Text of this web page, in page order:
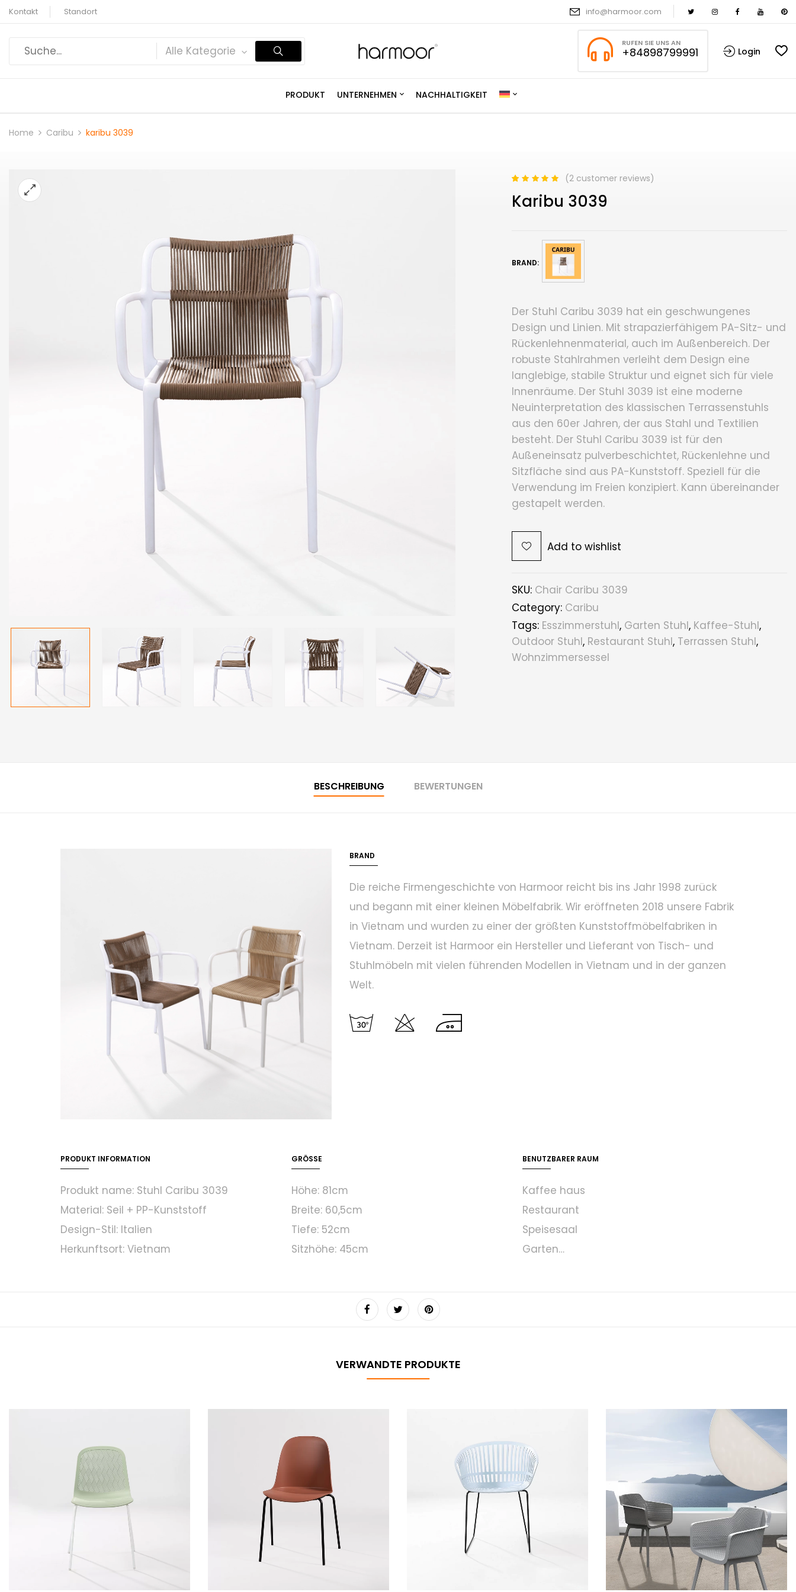
Kontakt Standort info@harmoor.com
Alle Kategorie
RUFEN SIE UNS AN
+84898799991 Login
PRODUKT UNTERNEHMEN NACHHALTIGKEIT
Home Caribu karibu 3039
of 5 based on
customer
(2customer reviews)
Karibu 3039
BRAND:
Der Stuhl Caribu 3039 hat ein geschwungenes
Design und Linien. Mit strapazierfähigem PA-Sitz- und
Rückenlehnenmaterial, auch im Außenbereich. Der
robuste Stahlrahmen verleiht dem Design eine
langlebige, stabile Struktur und eignet sich für viele
Innenräume. Der Stuhl 3039 ist eine moderne
Neuinterpretation des klassischen Terrassenstuhls
aus den 60er Jahren, der aus Stahl und Textilien
besteht. Der Stuhl Caribu 3039 ist für den
Außeneinsatz pulverbeschichtet, Rückenlehne und
Sitzfläche sind aus PA-Kunststoff. Speziell für die
Verwendung im Freien konzipiert. Kann übereinander
gestapelt werden.
Add to wishlist
SKU: Chair Caribu 3039
Category: Caribu
Tags: Esszimmerstuhl, Garten Stuhl, Kaffee-Stuhl,
Outdoor Stuhl, Restaurant Stuhl, Terrassen Stuhl,
Wohnzimmersessel
BESCHREIBUNG BEWERTUNGEN
BRAND
Die reiche Firmengeschichte von Harmoor reicht bis ins Jahr 1998 zurück
und begann mit einer kleinen Möbelfabrik. Wir eröffneten 2018 unsere Fabrik
in Vietnam und wurden zu einer der größten Kunststoffmöbelfabriken in
Vietnam. Derzeit ist Harmoor ein Hersteller und Lieferant von Tisch- und
Stuhlmöbeln mit vielen führenden Modellen in Vietnam und in der ganzen
Welt.
PRODUKT INFORMATION
Produkt name: Stuhl Caribu 3039
Material: Seil + PP-Kunststoff
Design-Stil: Italien
Herkunftsort: Vietnam
GRÖSSE
Höhe: 81cm
Breite: 60,5cm
Tiefe: 52cm
Sitzhöhe: 45cm
BENUTZBARER RAUM
Kaffee haus
Restaurant
Speisesaal
Garten…
VERWANDTE PRODUKTE